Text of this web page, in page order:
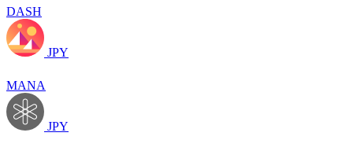
DASH
JPY
MANA
JPY